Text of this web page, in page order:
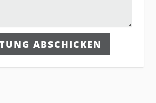
ABSCHICKEN